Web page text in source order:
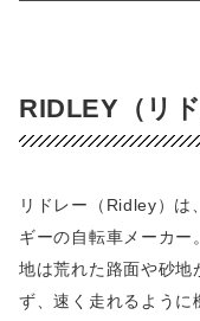
RIDLEY（リド
リドレー（Ridley）は
ギーの自転車メーカー
地は荒れた路面や砂地
ず、速く走れるように